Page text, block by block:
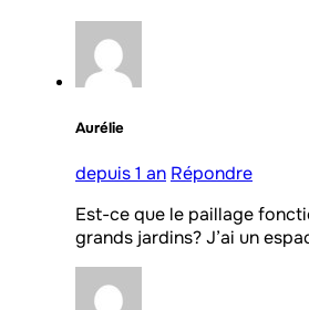
Aurélie
depuis 1 an Répondre
Est-ce que le paillage
grands jardins? J’ai un